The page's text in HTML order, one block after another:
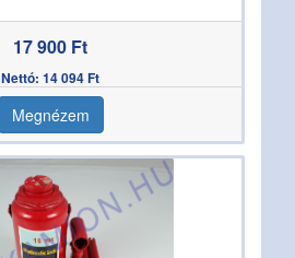
17 900 Ft
Nettó: 14 094 Ft
Megnézem